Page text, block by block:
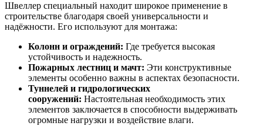
Швеллер специальный находит широкое применение в
строительстве благодаря своей универсальности и
надёжности. Его используют для монтажа:
Колонн и ограждений: Где требуется высокая
устойчивость и надежность.
Пожарных лестниц и мачт: Эти конструктивные
элементы особенно важны в аспектах безопасности.
Туннелей и гидрологических
сооружений: Настоятельная необходимость этих
элементов заключается в способности выдерживать
огромные нагрузки и воздействие влаги.